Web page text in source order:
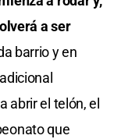
a ser
barrio y en
abrir el telón, el
que